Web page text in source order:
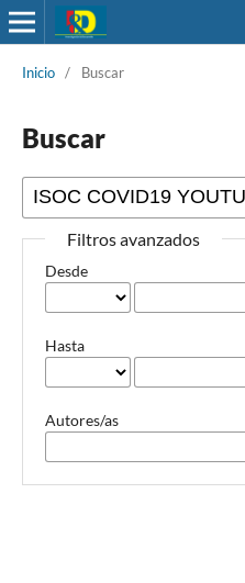
Inicio / Buscar
Buscar
Filtros avanzados
Desde
Hasta
Autores/as